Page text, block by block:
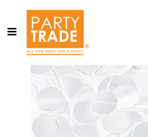
Open menu